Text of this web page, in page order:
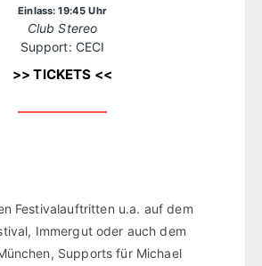
Einlass: 19:45 Uhr
Club Stereo
Support: CECI
>> TICKETS <<
Festivalauftritten u.a. auf dem
Immergut oder auch dem
Supports für Michael